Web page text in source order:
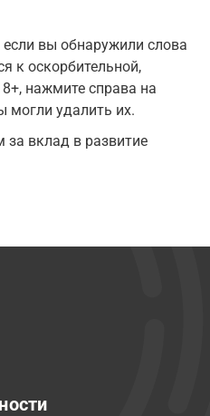
вы обнаружили слова
к оскорбительной,
нажмите справа на
могли удалить их.
вклад в развитие